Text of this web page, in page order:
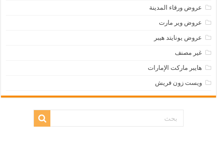
عروض ورقاء المدينة
عروض وير مارت
عروض يونايتد هيبر
غير مصنف
هايبر ماركت الإمارات
ويست زون فريش